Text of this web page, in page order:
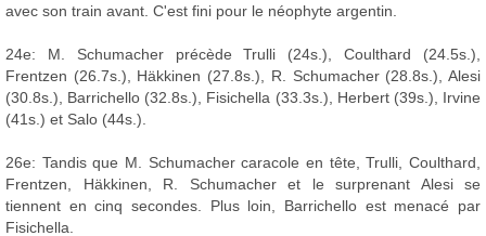
avec son train avant. C'est fini pour le néophyte argentin.
24e: M. Schumacher précède Trulli (24s.), Coulthard (24.5s.),
Frentzen (26.7s.), Häkkinen (27.8s.), R. Schumacher (28.8s.), Alesi
(30.8s.), Barrichello (32.8s.), Fisichella (33.3s.), Herbert (39s.), Irvine
(41s.) et Salo (44s.).
26e: Tandis que M. Schumacher caracole en tête, Trulli, Coulthard,
Frentzen, Häkkinen, R. Schumacher et le surprenant Alesi se
tiennent en cinq secondes. Plus loin, Barrichello est menacé par
Fisichella.